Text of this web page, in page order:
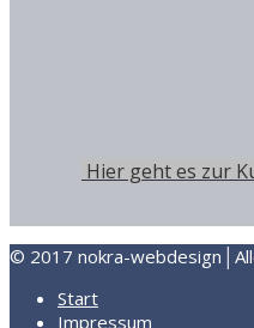
Hier geht es zur
© 2017 nokra-
Start
Impressum